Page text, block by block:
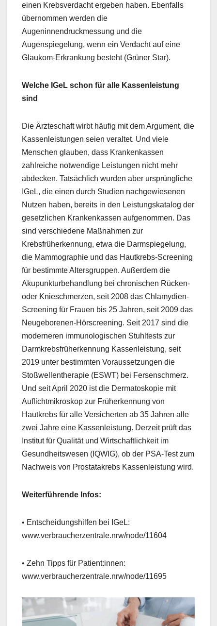
einen Krebsverdacht ergeben haben. Ebenfalls
übernommen werden die
Augeninnendruckmessung und die
Augenspiegelung, wenn ein Verdacht auf eine
Glaukom-Erkrankung besteht (Grüner Star).
Welche IGeL schon für alle Kassenleistung
sind
Die Ärzteschaft wirbt häufig mit dem Argument, die
Kassenleistungen seien veraltet. Und viele
Menschen glauben, dass Krankenkassen
zahlreiche notwendige Leistungen nicht mehr
abdecken. Tatsächlich wurden aber ursprüngliche
IGeL, die einen durch Studien nachgewiesenen
Nutzen haben, bereits in den Leistungskatalog der
gesetzlichen Krankenkassen aufgenommen. Das
sind verschiedene Maßnahmen zur
Krebsfrüherkennung, etwa die Darmspiegelung,
die Mammographie und das Hautkrebs-Screening
für bestimmte Altersgruppen. Außerdem die
Akupunkturbehandlung bei chronischen Rücken-
oder Knieschmerzen, seit 2008 das Chlamydien-
Screening für Frauen bis 25 Jahren, seit 2009 das
Neugeborenen-Hörscreening. Seit 2017 sind die
moderneren immunologischen Stuhltests zur
Darmkrebsfrüherkennung Kassenleistung, seit
2019 unter bestimmten Voraussetzungen die
Stoßwellentherapie (ESWT) bei Fersenschmerz.
Und seit April 2020 ist die Dermatoskopie mit
Auflichtmikroskop zur Früherkennung von
Hautkrebs für alle Versicherten ab 35 Jahren alle
zwei Jahre eine Kassenleistung. Derzeit prüft das
Institut für Qualität und Wirtschaftlichkeit im
Gesundheitswesen (IQWIG), ob der PSA-Test zum
Nachweis von Prostatakrebs Kassenleistung wird.
Weiterführende Infos:
• Entscheidungshilfen bei IGeL:
www.verbraucherzentrale.nrw/node/11604
• Zehn Tipps für Patient:innen:
www.verbraucherzentrale.nrw/node/11695